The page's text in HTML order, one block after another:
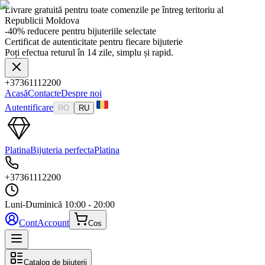
Livrare gratuită pentru toate comenzile pe întreg teritoriu al
Republicii Moldova
-40% reducere pentru bijuteriile selectate
Certificat de autenticitate pentru fiecare bijuterie
Poți efectua returul în 14 zile, simplu și rapid.
+37361112200
AcasăContacteDespre noi
Autentificare
RO RU
PlatinaBijuteria perfectaPlatina
+37361112200
Luni-Duminică 10:00 - 20:00
ContAccount Cos
Catalog de bijuterii